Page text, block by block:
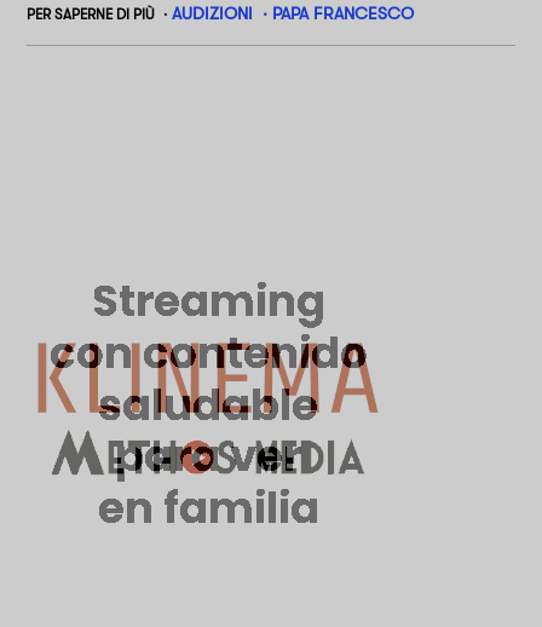
PER SAPERNE DI PIÙ AUDIZIONI PAPA FRANCESCO